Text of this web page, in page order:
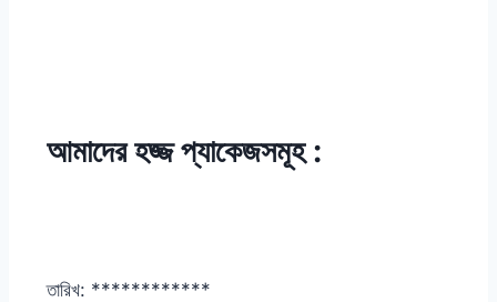
আমাদেরহজ্জপ্যাকেজসমূহ :
তারিখ: ************